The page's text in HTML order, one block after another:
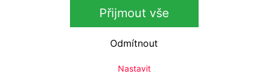
Přijmout vše
Odmítnout
Nastavit
Ricki Hall Booze & Baccy - cestovní
balení 10ml
379 Kč s DPH
bez DPH